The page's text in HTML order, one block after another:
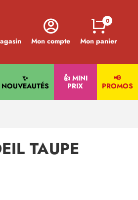
Mon compte Mon panier
0
✨
NOUVEAUTÉS
👍 MINI
PRIX
📢
PROMOS
TAUPE